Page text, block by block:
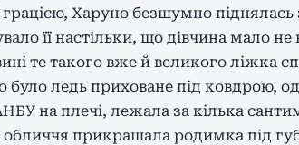
грацією, Харуно безшумно
її настільки, що дівчина мало не
те такого вже й великого ліжка
було ледь приховане під ковдрою,
на плечі, лежала за кілька
обличчя прикрашала родимка під